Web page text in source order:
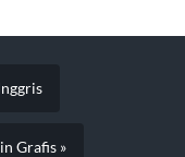
Grafis »